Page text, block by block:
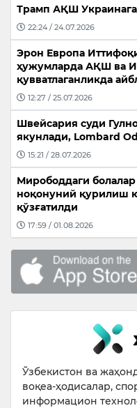
Трамп АҚШ Украинага
22:24 / 24.07.2026
Эрон Европа
ҳужумларда АҚШ ва
қувватлаганликда
12:27 / 25.07.2026
Швейсария суди
якунлади, Lombard
15:21 / 28.07.2026
Мирободдаги
ноқонуний қурилиш
қўзғатилди
17:59 / 01.08.2026
Ўзбекистон ва
воқеа-ҳодисалар,
информацион